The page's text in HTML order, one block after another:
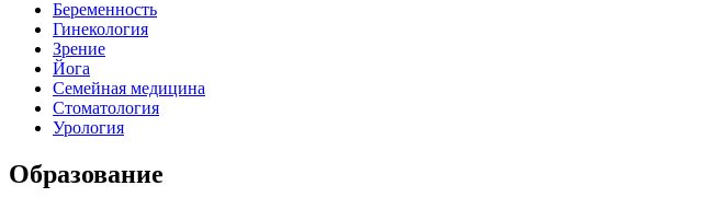
Беременность
Гинекология
Зрение
Йога
Семейная медицина
Стоматология
Урология
Образование